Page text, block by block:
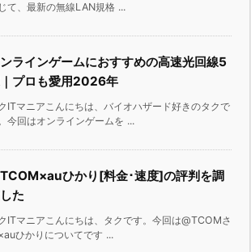
て、最新の無線LAN規格 ...
ラインゲームにおすすめの高速光回線5
プロも愛用2026年
ITマニアこんにちは、バイオハザード好きのタクで
今回はオンラインゲームを ...
ひかり[料金･速度]の評判を調
た
ITマニアこんにちは、タクです。今回は@TCOMさ
ひかりについてです ...